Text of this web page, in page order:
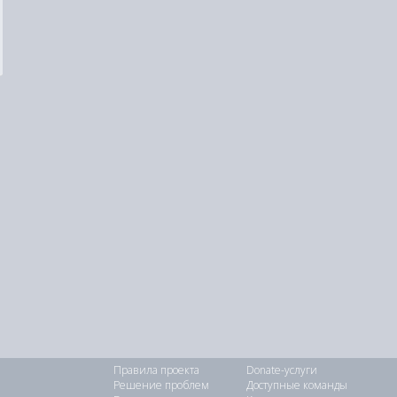
Правила проекта
Donate-услуги
Решение проблем
Доступные команды